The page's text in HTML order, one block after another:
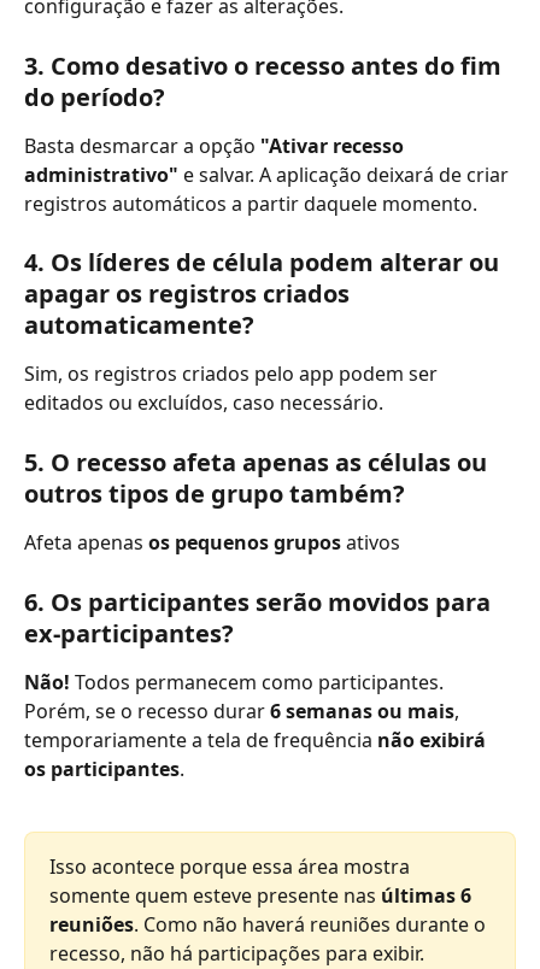
configuração e fazer as alterações.
3. Como desativo o recesso antes do fim
do período?
Basta desmarcar a opção "Ativar recesso
administrativo" e salvar. A aplicação deixará de criar
registros automáticos a partir daquele momento.
4. Os líderes de célula podem alterar ou
apagar os registros criados
automaticamente?
Sim, os registros criados pelo app podem ser
editados ou excluídos, caso necessário.
5. O recesso afeta apenas as células ou
outros tipos de grupo também?
Afeta apenas os pequenos grupos ativos
6. Os participantes serão movidos para
ex-participantes?
Não! Todos permanecem como participantes.
Porém, se o recesso durar 6 semanas ou mais,
temporariamente a tela de frequência não exibirá
os participantes.
Isso acontece porque essa área mostra
somente quem esteve presente nas últimas 6
reuniões. Como não haverá reuniões durante o
recesso, não há participações para exibir.